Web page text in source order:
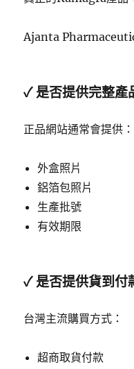
Ajanta
✓ 是否提供完整產
正品網站通常會提供：
外盒照片
鋁箔包照片
生產批號
有效期限
✓ 是否提供貨到付
台灣主流購買方式：
超商取貨付款